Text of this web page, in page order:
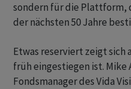
sondern für die
der nächsten 50 Jahre
Etwas reserviert zeigt sich
früh eingestiegen ist. Mike
Fondsmanager des Vida